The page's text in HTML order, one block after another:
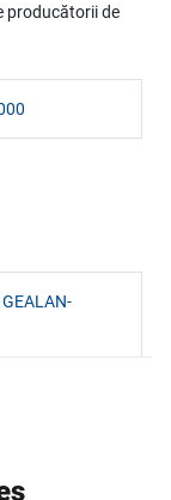
producătorii de